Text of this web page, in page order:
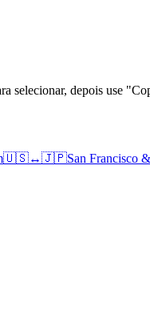
selecionar, depois use
🇺🇸↔🇯🇵San Francisco &